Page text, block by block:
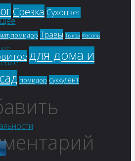
Срезка Сухоцвет
Травы Тыква Фасоль
для дома и
помидор суккулент